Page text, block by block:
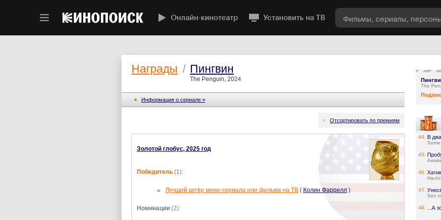
Онлайн-кинотеатр Установить на ТВ
Награды / Пингвин
The Penguin, 2024
Информация о сериале »
Отсортировать по премиям
Золотой глобус, 2025 год
Победитель (1):
Лучший актёр мини-сериала или фильма на ТВ ( Колин Фаррелл )
Номинации (2):
The
44. В
45.
46.
47.
Sen
48. ...А